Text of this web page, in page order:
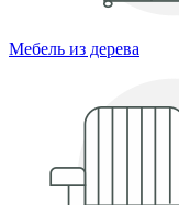
Мебель из дерева